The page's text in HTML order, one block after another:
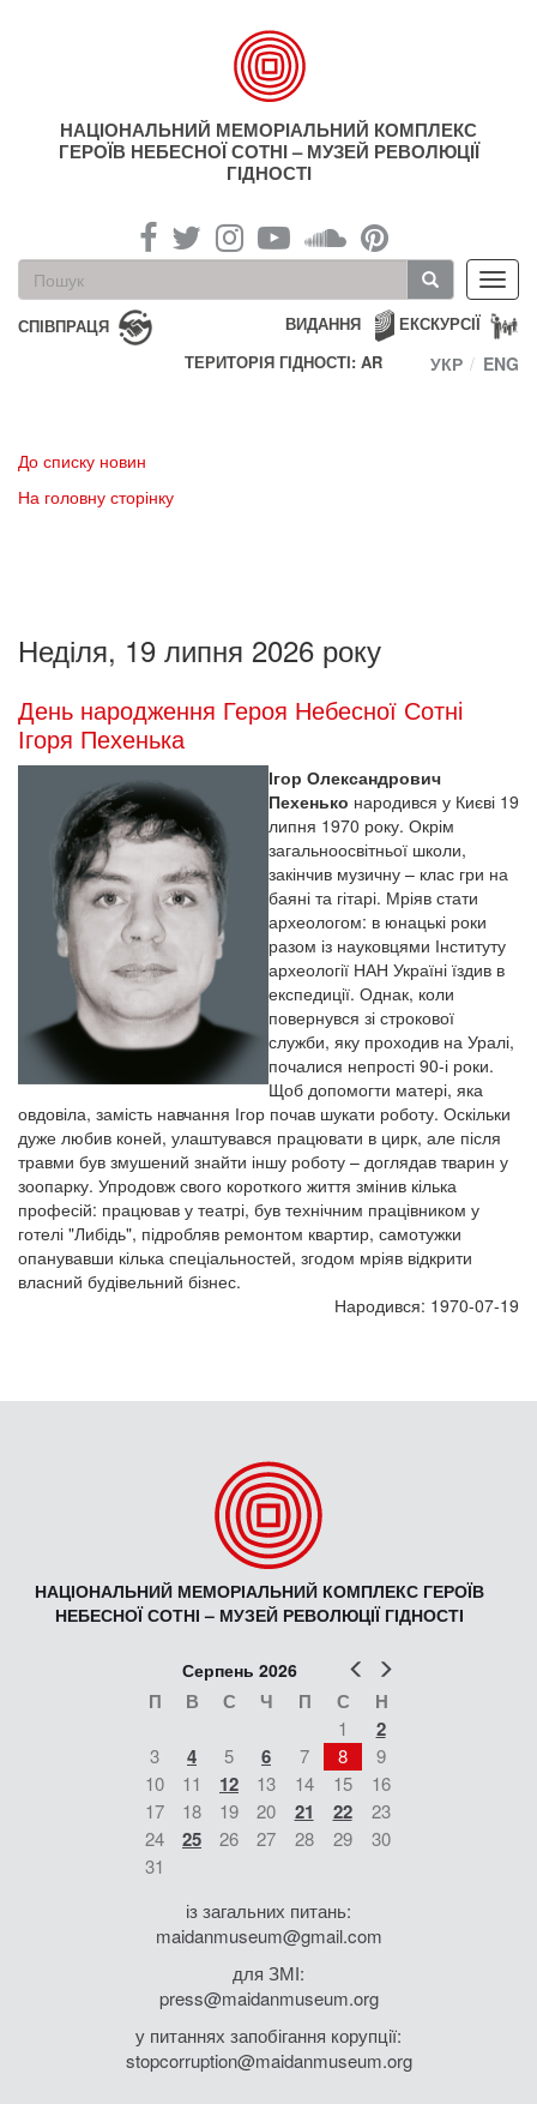
НАЦІОНАЛЬНИЙ МЕМОРІАЛЬНИЙ КОМПЛЕКС
ГЕРОЇВ НЕБЕСНОЇ СОТНІ – МУЗЕЙ РЕВОЛЮЦІЇ
ГІДНОСТІ
Пошукова
форма
Пошук
СПІВПРАЦЯ ЕКСКУРСІЇ
ВИДАННЯ
ТЕРИТОРІЯ ГІДНОСТІ: AR
УКР ENG
До списку новин
На головну сторінку
Неділя, 19 липня 2026 року
День народження Героя Небесної Сотні
Ігоря Пехенька
Ігор Олександрович
Пехенько народився у Києві 19
липня 1970 року. Окрім
загальноосвітньої школи,
закінчив музичну – клас гри на
баяні та гітарі. Мріяв стати
археологом: в юнацькі роки
разом із науковцями Інституту
археології НАН Україні їздив в
експедиції. Однак, коли
повернувся зі строкової
служби, яку проходив на Уралі,
почалися непрості 90-і роки.
Щоб допомогти матері, яка
овдовіла, замість навчання Ігор почав шукати роботу. Оскільки
дуже любив коней, улаштувався працювати в цирк, але після
травми був змушений знайти іншу роботу – доглядав тварин у
зоопарку. Упродовж свого короткого життя змінив кілька
професій: працював у театрі, був технічним працівником у
готелі "Либідь", підробляв ремонтом квартир, самотужки
опанувавши кілька спеціальностей, згодом мріяв відкрити
власний будівельний бізнес.
Народився: 1970-07-19
НАЦІОНАЛЬНИЙ МЕМОРІАЛЬНИЙ КОМПЛЕКС ГЕРОЇВ
НЕБЕСНОЇ СОТНІ – МУЗЕЙ РЕВОЛЮЦІЇ ГІДНОСТІ
Попер
Серпень 2026
П В С Ч П С Н
1 2
3 4 5 6 7 8
9
10
11 12 13 14 15
16
17
18 19 20 21 22
23
24
25 26 27 28 29
30
31
із загальних питань:
maidanmuseum@gmail.com
для ЗМІ:
press@maidanmuseum.org
у питаннях запобігання корупції:
stopcorruption@maidanmuseum.org